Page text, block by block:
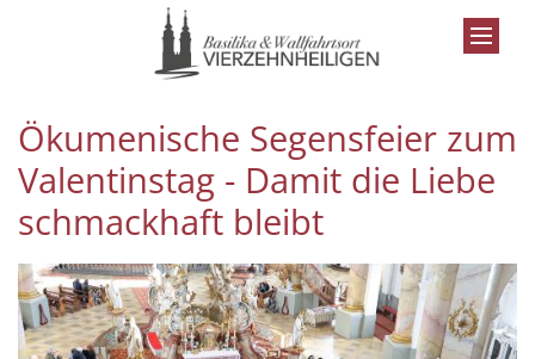
Zum Inhalt springen
Ökumenische Segensfeier zum
Valentinstag - Damit die Liebe
schmackhaft bleibt